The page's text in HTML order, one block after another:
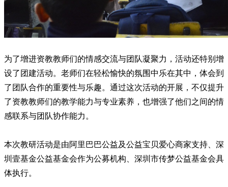
为了增进资教教师们的情感交流与团队凝聚力，活动还特别增
设了团建活动。老师们在轻松愉快的氛围中乐在其中，体会到
了团队合作的重要性与乐趣。 通过这次活动的开展，不仅提升
了资教教师们的教学能力与专业素养，也增强了他们之间的情
感联系与团队协作能力。
本次教研活动是由阿里巴巴公益及公益宝贝爱心商家支持、深
圳壹基金公益基金会作为公募机构、深圳市传梦公益基金会具
体执行。